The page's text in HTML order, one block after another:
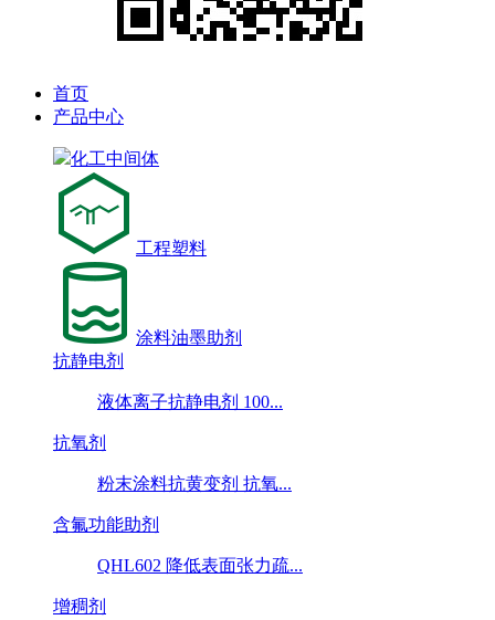
首页
产品中心
化工中间体
工程塑料
涂料油墨助剂
抗静电剂
液体离子抗静电剂 100...
抗氧剂
粉末涂料抗黄变剂 抗氧...
含氟功能助剂
QHL602 降低表面张力疏...
增稠剂